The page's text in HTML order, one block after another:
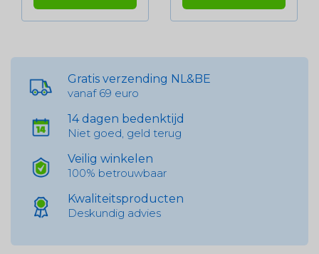
Gratis verzending NL&BE
vanaf 69 euro
14 dagen bedenktijd
Niet goed, geld terug
Veilig winkelen
100% betrouwbaar
Kwaliteitsproducten
Deskundig advies